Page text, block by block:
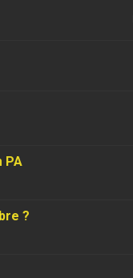
PA
?